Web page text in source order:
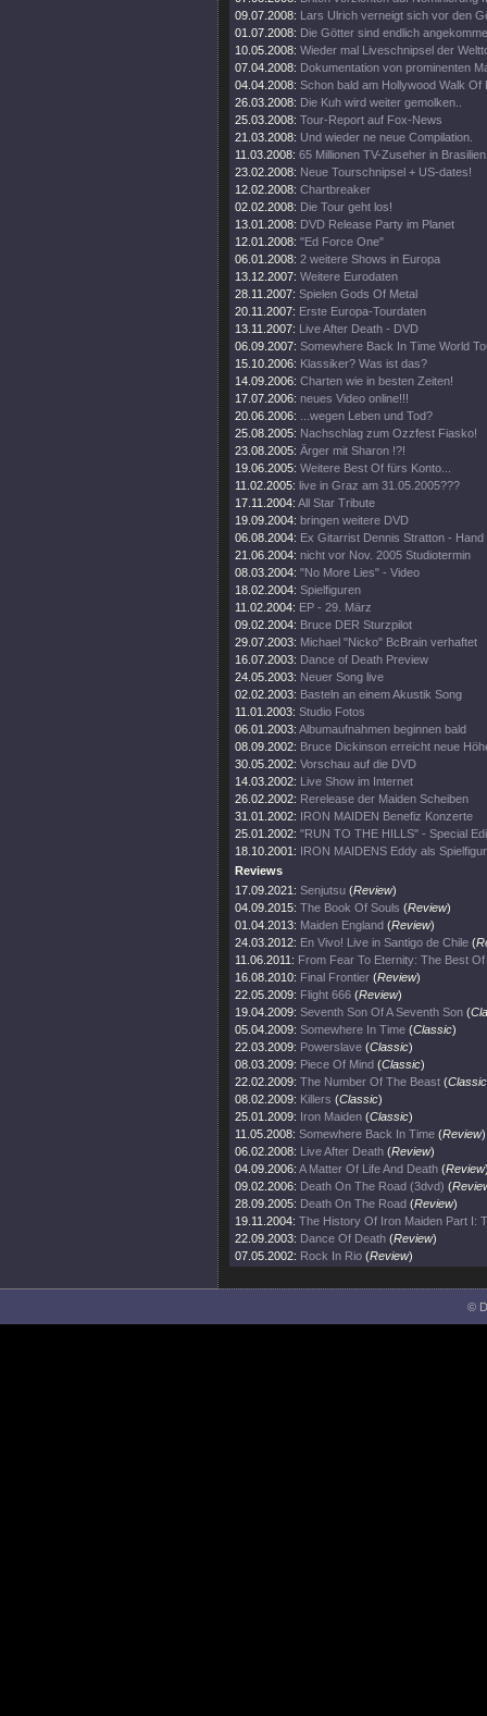
09.07.2008: Lars Ulrich verneigt sich vor den
01.07.2008: Die Götter sind endlich
10.05.2008: Wieder mal Liveschnipsel der
07.04.2008: Dokumentation von prominenten
04.04.2008: Schon bald am Hollywood Walk Of
26.03.2008: Die Kuh wird weiter gemolken..
25.03.2008: Tour-Report auf Fox-News
21.03.2008: Und wieder ne neue Compilation.
11.03.2008: 65 Millionen TV-Zuseher in
23.02.2008: Neue Tourschnipsel + US-dates!
12.02.2008: Chartbreaker
02.02.2008: Die Tour geht los!
13.01.2008: DVD Release Party im Planet
12.01.2008: "Ed Force One"
06.01.2008: 2 weitere Shows in Europa
13.12.2007: Weitere Eurodaten
28.11.2007: Spielen Gods Of Metal
20.11.2007: Erste Europa-Tourdaten
13.11.2007: Live After Death - DVD
06.09.2007: Somewhere Back In Time World
15.10.2006: Klassiker? Was ist das?
14.09.2006: Charten wie in besten Zeiten!
17.07.2006: neues Video online!!!
20.06.2006:
...wegen Leben und Tod?
25.08.2005: Nachschlag zum Ozzfest Fiasko!
23.08.2005: Ärger mit Sharon !?!
19.06.2005: Weitere Best Of fürs Konto...
11.02.2005: live in Graz am 31.05.2005???
17.11.2004: All Star Tribute
19.09.2004: bringen weitere DVD
06.08.2004: Ex Gitarrist Dennis Stratton -
21.06.2004: nicht vor Nov. 2005 Studiotermin
08.03.2004: "No More Lies" - Video
18.02.2004: Spielfiguren
11.02.2004: EP - 29. März
09.02.2004: Bruce DER Sturzpilot
29.07.2003: Michael "Nicko" BcBrain verhaftet
16.07.2003: Dance of Death Preview
24.05.2003: Neuer Song live
02.02.2003: Basteln an einem Akustik Song
11.01.2003: Studio Fotos
06.01.2003: Albumaufnahmen beginnen bald
08.09.2002: Bruce Dickinson erreicht neue
30.05.2002: Vorschau auf die DVD
14.03.2002: Live Show im Internet
26.02.2002: Rerelease der Maiden Scheiben
31.01.2002: IRON MAIDEN Benefiz Konzerte
25.01.2002: "RUN TO THE HILLS" - Special
18.10.2001: IRON MAIDENS Eddy als Spielfigur
Reviews
17.09.2021: Senjutsu (Review)
04.09.2015: The Book Of Souls (Review)
01.04.2013: Maiden England (Review)
24.03.2012: En Vivo! Live in Santigo de Chile (
11.06.2011: From Fear To Eternity: The Best
16.08.2010: Final Frontier (Review)
22.05.2009: Flight 666 (Review)
19.04.2009: Seventh Son Of A Seventh Son (
05.04.2009: Somewhere In Time (Classic)
22.03.2009: Powerslave (Classic)
08.03.2009: Piece Of Mind (Classic)
22.02.2009: The Number Of The Beast (Classic
08.02.2009: Killers (Classic)
25.01.2009: Iron Maiden (Classic)
11.05.2008: Somewhere Back In Time (Review)
06.02.2008: Live After Death (Review)
04.09.2006: A Matter Of Life And Death (Review
09.02.2006: Death On The Road (3dvd) (
28.09.2005: Death On The Road (Review)
19.11.2004: The History Of Iron Maiden Part I:
22.09.2003: Dance Of Death (Review)
07.05.2002: Rock In Rio (Review)
©